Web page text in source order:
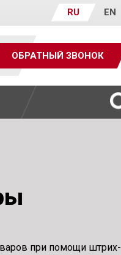
RU EN
ОБРАТНЫЙ ЗВОНОК
при помощи штрих-